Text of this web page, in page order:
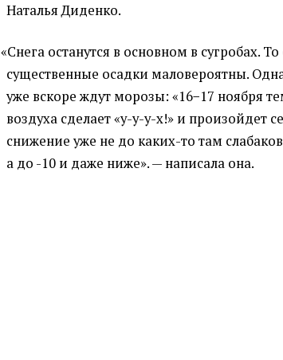
Наталья Диденко.
«Снега останутся в основном в сугробах. То
существенные осадки маловероятны.
уже вскоре ждут морозы: «16−17 ноября
воздуха сделает«у-у-у-х!» и произойдет
снижение уже не до каких-то там
а до -10 и даже ниже». — написала она.